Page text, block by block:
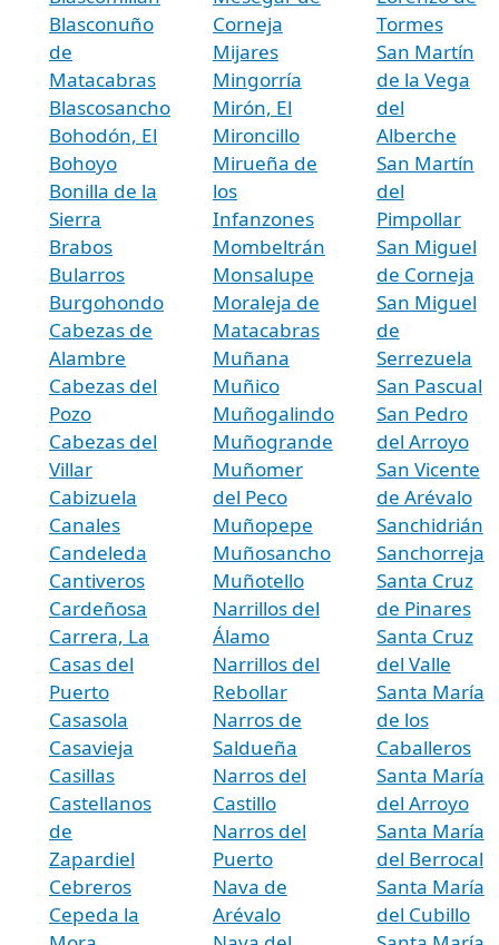
Blasconuño
de
Matacabras
Blascosancho
Bohodón, El
Bohoyo
Bonilla de la
Sierra
Brabos
Bularros
Burgohondo
Cabezas de
Alambre
Cabezas del
Pozo
Cabezas del
Villar
Cabizuela
Canales
Candeleda
Cantiveros
Cardeñosa
Carrera, La
Casas del
Puerto
Casasola
Casavieja
Casillas
Castellanos
de
Zapardiel
Cebreros
Cepeda la
Corneja
Mijares
Mingorría
Mirón, El
Mironcillo
Mirueña de
los
Infanzones
Mombeltrán
Monsalupe
Moraleja de
Matacabras
Muñana
Muñico
Muñogalindo
Muñogrande
Muñomer
del Peco
Muñopepe
Muñosancho
Muñotello
Narrillos del
Álamo
Narrillos del
Rebollar
Narros de
Saldueña
Narros del
Castillo
Narros del
Puerto
Nava de
Arévalo
Tormes
San Martín
de la Vega
del
Alberche
San Martín
del
Pimpollar
San Miguel
de Corneja
San Miguel
de
Serrezuela
San Pascual
San Pedro
del Arroyo
San Vicente
de Arévalo
Sanchidrián
Sanchorreja
Santa Cruz
de Pinares
Santa Cruz
del Valle
Santa María
de los
Caballeros
Santa María
del Arroyo
Santa María
del Berrocal
Santa María
del Cubillo